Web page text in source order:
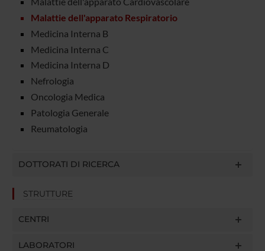
Malattie dell'apparato Respiratorio
Medicina Interna B
Medicina Interna C
Medicina Interna D
Nefrologia
Oncologia Medica
Patologia Generale
Reumatologia
DOTTORATI DI RICERCA
STRUTTURE
CENTRI
LABORATORI